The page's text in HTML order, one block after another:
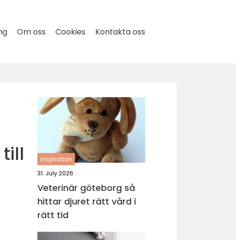
Om oss Cookies Kontakta oss
till
inspiration
31. July 2026
Veterinär göteborg så
hittar djuret rätt vård i
rätt tid